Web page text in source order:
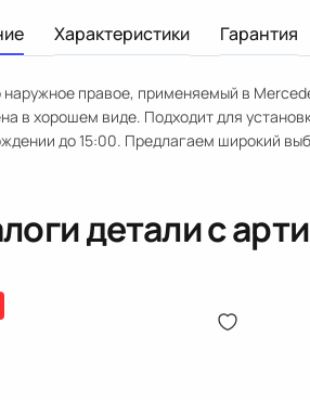
Характеристики Гарантия
наружное правое, применяемый в
в хорошем виде. Подходит для
до 15:00. Предлагаем широкий
детали с